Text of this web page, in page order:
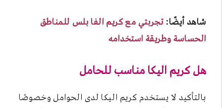
شاهد أيضًا: تجربتي مع كريم الفا بلس للمناطق
الحساسة وطريقة استخدامه
هل كريم اليكا مناسب للحامل
بالتأكيد لا يستخدم كريم اليكا لدى الحوامل وخصوصًا